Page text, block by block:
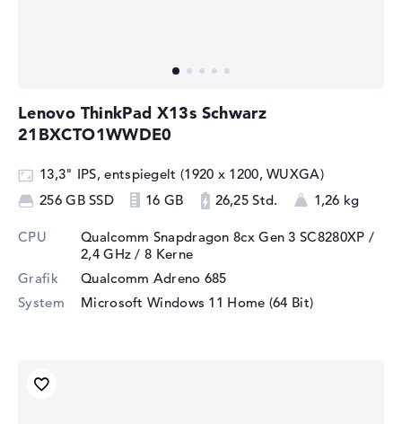
Lenovo ThinkPad X13s Schwarz
21BXCTO1WWDE0
13,3" IPS, entspiegelt (1920 x 1200, WUXGA)
256 GB SSD
16 GB 26,25 Std. 1,26 kg
CPU
Qualcomm Snapdragon 8cx Gen 3 SC8280XP /
2,4 GHz / 8 Kerne
Grafik
Qualcomm Adreno 685
System
Microsoft Windows 11 Home (64 Bit)